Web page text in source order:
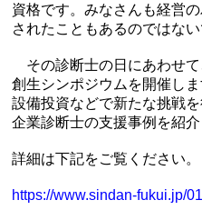
資格です。みなさんも経営
されたこともあるのではな
その診断士の日にあわせ
創生シンポジウムを開催し
設備投資などで新たな挑戦
企業診断士の支援事例を紹介
詳細は下記をご覧ください。
https://www.sindan-fukui.jp/